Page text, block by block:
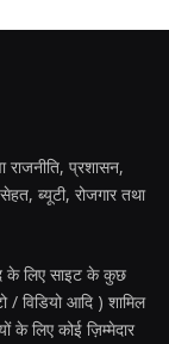
प्रशासन,
ब्यूटी, रोजगार तथा
के लिए साइट के कुछ
/ विडियो आदि ) शामिल
के लिए कोई ज़िम्मेदार